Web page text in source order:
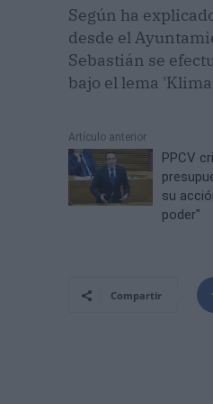
Según ha
desde el
Sebastián se
bajo el lema
Artículo anterior
PPCV
su
poder"
Compartir